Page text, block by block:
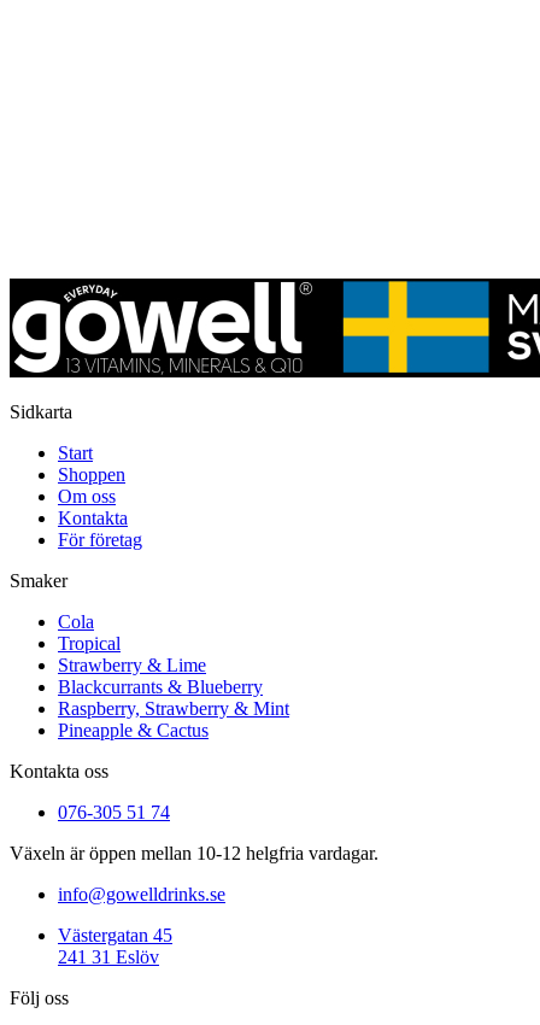
Sidkarta
Start
Shoppen
Om oss
Kontakta
För företag
Smaker
Cola
Tropical
Strawberry & Lime
Blackcurrants & Blueberry
Raspberry, Strawberry & Mint
Pineapple & Cactus
Kontakta oss
076-305 51 74
Växeln är öppen mellan 10-12 helgfria vardagar.
info@gowelldrinks.se
Västergatan 45
241 31 Eslöv
Följ oss